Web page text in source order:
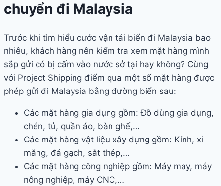
chuyển đi Malaysia
Trước khi tìm hiểu cước vận tải biển đi Malaysia bao
nhiêu, khách hàng nên kiểm tra xem mặt hàng mình
sắp gửi có bị cấm vào nước sở tại hay không? Cùng
với Project Shipping điểm qua một số mặt hàng được
phép gửi đi Malaysia bằng đường biển sau:
Các mặt hàng gia dụng gồm: Đồ dùng gia dụng,
chén, tủ, quần áo, bàn ghế,…
Các mặt hàng vật liệu xây dựng gồm: Kính, xi
măng, đá gạch, sắt thép,…
Các mặt hàng công nghiệp gồm: Máy may, máy
nông nghiệp, máy CNC,…